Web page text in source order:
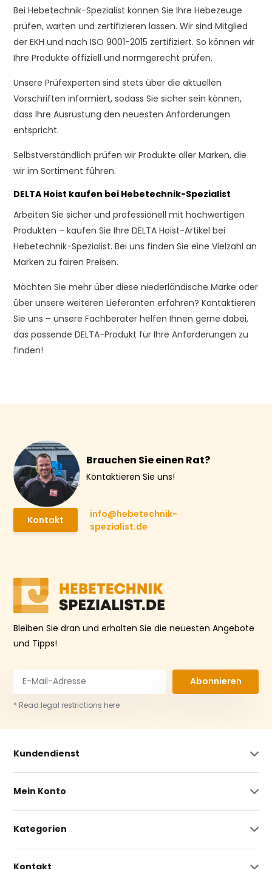
Bei Hebetechnik-Spezialist können Sie Ihre Hebezeuge
prüfen, warten und zertifizieren lassen. Wir sind Mitglied
der EKH und nach ISO 9001-2015 zertifiziert. So können wir
Ihre Produkte offiziell und normgerecht prüfen.
Unsere Prüfexperten sind stets über die aktuellen
Vorschriften informiert, sodass Sie sicher sein können,
dass Ihre Ausrüstung den neuesten Anforderungen
entspricht.
Selbstverständlich prüfen wir Produkte aller Marken, die
wir im Sortiment führen.
DELTA Hoist kaufen bei Hebetechnik-Spezialist
Arbeiten Sie sicher und professionell mit hochwertigen
Produkten – kaufen Sie Ihre DELTA Hoist-Artikel bei
Hebetechnik-Spezialist. Bei uns finden Sie eine Vielzahl an
Marken zu fairen Preisen.
Möchten Sie mehr über diese niederländische Marke oder
über unsere weiteren Lieferanten erfahren? Kontaktieren
Sie uns – unsere Fachberater helfen Ihnen gerne dabei,
das passende DELTA-Produkt für Ihre Anforderungen zu
finden!
Brauchen Sie einen Rat?
Kontaktieren Sie uns!
Kontakt
info@hebetechnik-
spezialist.de
Bleiben Sie dran und erhalten Sie die neuesten Angebote
und Tipps!
Abonnieren
* Read legal restrictions here
Kundendienst
Mein Konto
Kategorien
Kontakt